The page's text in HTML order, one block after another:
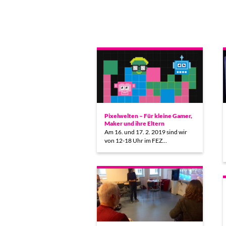
Pixelwelten – Für kleine Gamer,
Maker und ihre Eltern
Am 16. und 17. 2. 2019 sind wir
von 12-18 Uhr im FEZ…